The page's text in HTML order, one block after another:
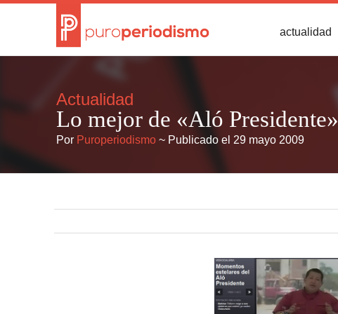
actualidad
Actualidad
Lo mejor de «Aló Presidente»
Por Puroperiodismo ~ Publicado el 29 mayo 2009